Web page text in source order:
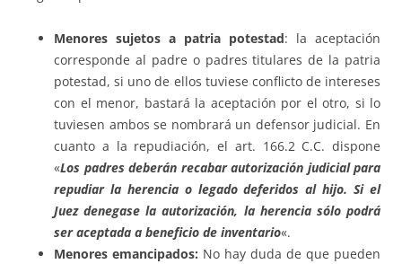
Menores sujetos a patria potestad: la aceptación
corresponde al padre o padres titulares de la patria
potestad, si uno de ellos tuviese conflicto de intereses
con el menor, bastará la aceptación por el otro, si lo
tuviesen ambos se nombrará un defensor judicial. En
cuanto a la repudiación, el art. 166.2 C.C. dispone
«Los padres deberán recabar autorización judicial para
repudiar la herencia o legado deferidos al hijo. Si el
Juez denegase la autorización, la herencia sólo podrá
ser aceptada a beneficio de inventario«.
Menores emancipados: No hay duda de que pueden